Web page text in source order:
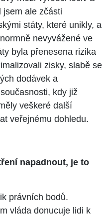
jsem ale zčásti
státy, které unikly, a
nevyvážené ve
byla přenesena rizika
zisky, slabě se
dodávek a
kdy již
veškeré další
veřejnému dohledu.
napadnout, je to
právních bodů.
vláda donucuje lidi k